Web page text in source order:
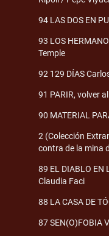
94 LAS DOS EN
93 LOS
Temple
92 129 DÍAS
91 PARIR, volver
90 MATERIAL
2 (Colección
contra de la mina
89 EL DIABLO EN
Claudia Faci
88 LA CASA DE
87 SEN(O)FOBIA